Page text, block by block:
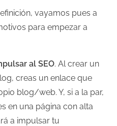
vayamos pues a
para empezar a
al SEO. Al crear un
creas un enlace que
blog/web. Y, si a la par,
en una página con alta
a impulsar tu